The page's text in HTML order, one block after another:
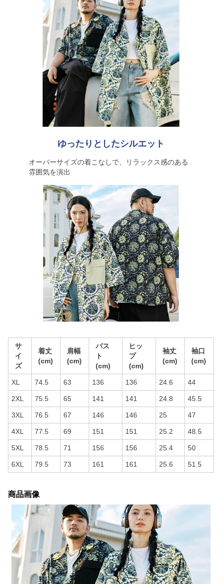
ゆったりとしたシルエット
オーバーサイズの着こなしで、リラックス感のある
雰囲気を演出
サ
イ
ズ
着丈
(cm)
肩幅
(cm)
バス
ト
(cm)
ヒッ
プ
(cm)
袖丈
(cm)
袖口
(cm)
XL 74.5 63 136 136 24.6 44
2XL 75.5 65 141 141 24.8 45.5
3XL 76.5 67 146 146 25 47
4XL 77.5 69 151 151 25.2 48.5
5XL 78.5 71 156 156 25.4 50
6XL 79.5 73 161 161 25.6 51.5
商品画像